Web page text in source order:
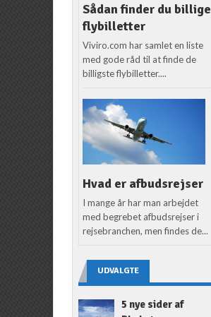
Sådan finder du billige
flybilletter
Viviro.com har samlet en liste
med gode råd til at finde de
billigste flybilletter....
Hvad er afbudsrejser
I mange år har man arbejdet
med begrebet afbudsrejser i
rejsebranchen, men findes de...
UDVALGTE
5 nye sider af